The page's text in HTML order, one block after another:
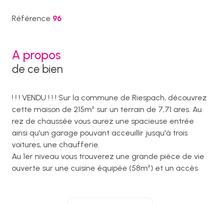
Référence 96
A propos
de ce bien
! ! ! VENDU ! ! ! Sur la commune de Riespach, découvrez
cette maison de 215m² sur un terrain de 7,71 ares. Au
rez de chaussée vous aurez une spacieuse entrée
ainsi qu'un garage pouvant acceuillir jusqu'à trois
voitures, une chaufferie.
Au 1er niveau vous trouverez une grande pièce de vie
ouverte sur une cuisine équipée (58m²) et un accès